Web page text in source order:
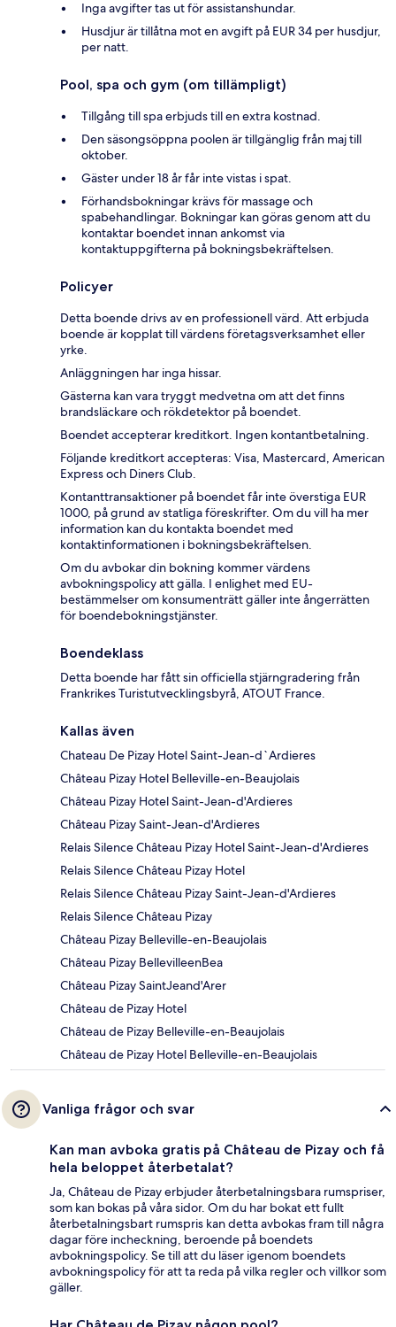
Inga avgifter tas ut för assistanshundar.
Husdjur är tillåtna mot en avgift på EUR 34 per husdjur,
per natt.
Pool, spa och gym (om tillämpligt)
Tillgång till spa erbjuds till en extra kostnad.
Den säsongsöppna poolen är tillgänglig från maj till
oktober.
Gäster under 18 år får inte vistas i spat.
Förhandsbokningar krävs för massage och
spabehandlingar. Bokningar kan göras genom att du
kontaktar boendet innan ankomst via
kontaktuppgifterna på bokningsbekräftelsen.
Policyer
Detta boende drivs av en professionell värd. Att erbjuda
boende är kopplat till värdens företagsverksamhet eller
yrke.
Anläggningen har inga hissar.
Gästerna kan vara tryggt medvetna om att det finns
brandsläckare och rökdetektor på boendet.
Boendet accepterar kreditkort. Ingen kontantbetalning.
Följande kreditkort accepteras: Visa, Mastercard, American
Express och Diners Club.
Kontanttransaktioner på boendet får inte överstiga EUR
1000, på grund av statliga föreskrifter. Om du vill ha mer
information kan du kontakta boendet med
kontaktinformationen i bokningsbekräftelsen.
Om du avbokar din bokning kommer värdens
avbokningspolicy att gälla. I enlighet med EU-
bestämmelser om konsumenträtt gäller inte ångerrätten
för boendebokningstjänster.
Boendeklass
Detta boende har fått sin officiella stjärngradering från
Frankrikes Turistutvecklingsbyrå, ATOUT France.
Kallas även
Chateau De Pizay Hotel Saint-Jean-d`Ardieres
Château Pizay Hotel Belleville-en-Beaujolais
Château Pizay Hotel Saint-Jean-d'Ardieres
Château Pizay Saint-Jean-d'Ardieres
Relais Silence Château Pizay Hotel Saint-Jean-d'Ardieres
Relais Silence Château Pizay Hotel
Relais Silence Château Pizay Saint-Jean-d'Ardieres
Relais Silence Château Pizay
Château Pizay Belleville-en-Beaujolais
Château Pizay BellevilleenBea
Château Pizay SaintJeand'Arer
Château de Pizay Hotel
Château de Pizay Belleville-en-Beaujolais
Château de Pizay Hotel Belleville-en-Beaujolais
Vanliga frågor och svar
Kan man avboka gratis på Château de Pizay och få
hela beloppet återbetalat?
Ja, Château de Pizay erbjuder återbetalningsbara rumspriser,
som kan bokas på våra sidor. Om du har bokat ett fullt
återbetalningsbart rumspris kan detta avbokas fram till några
dagar före incheckning, beroende på boendets
avbokningspolicy. Se till att du läser igenom boendets
avbokningspolicy för att ta reda på vilka regler och villkor som
gäller.